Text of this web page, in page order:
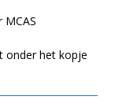
onder het kopje